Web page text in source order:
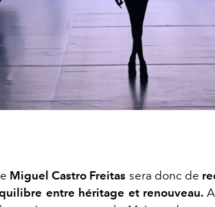
Miguel Castro Freitas sera donc de
entre héritage et renouveau.